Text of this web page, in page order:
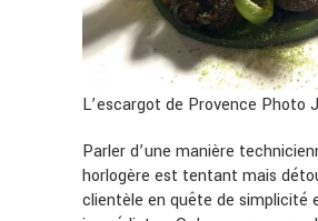
L’escargot de Provence Photo
Parler d’une manière
horlogère est tentant mais
clientèle en quête de simplicité